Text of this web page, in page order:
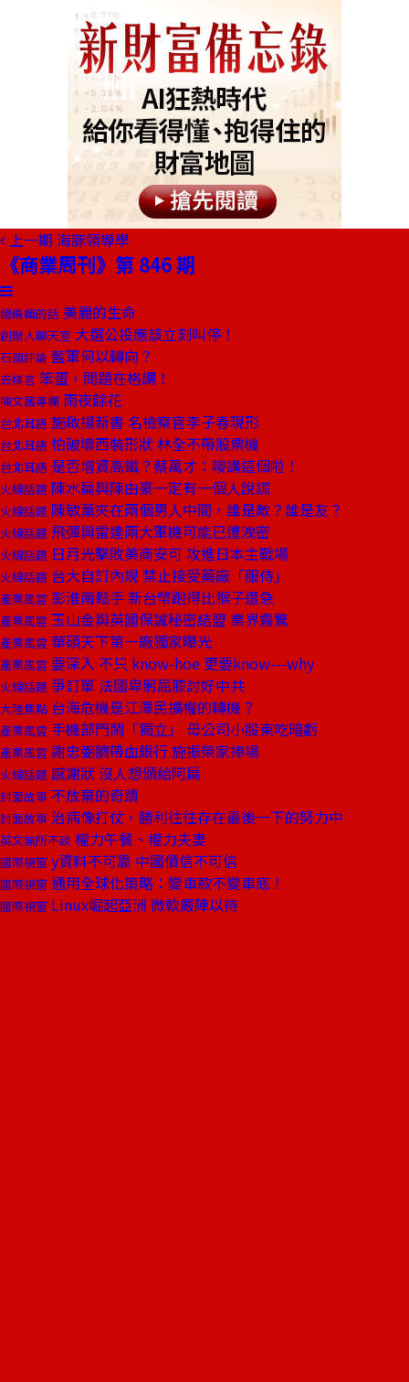
上一期 海豚領導學
《商業周刊》第 846 期
總編輯的話 美麗的生命
創辦人聊天室 大選公投應該立刻叫停！
石頭評論 藍軍何以轉向？
去梯言 笨蛋，問題在格調！
陳文茜專欄 雨夜餘花
台北耳語 施啟揚新書 名檢察官李子春現形
台北耳語 怕破壞西裝形狀 林全不帶股票機
台北耳語 是否增資高鐵？蔡萬才：嘜講這個啦！
火線話題 陳水扁與陳由豪一定有一個人說謊
火線話題 陳敏薰夾在兩個男人中間，誰是敵？誰是友？
火線話題 飛彈與雷達兩大軍機可能已遭洩密
火線話題 日月光擊敗美商安可 攻進日本主戰場
火線話題 台大自訂內規 禁止接受藥廠「服侍」
產業風雲 彭淮南鬆手 新台幣跑得比猴子還急
產業風雲 玉山金與英國保誠秘密結盟 業界震驚
產業風雲 華碩天下第一廠獨家曝光
產業風雲 要深入 不只 know-hoe 更要know---why
火線話題 爭訂單 法國卑躬屈膝討好中共
大陸焦點 台海危機是江澤民擴權的轉機？
產業風雲 手機部門鬧「獨立」 母公司小股東吃暗虧
產業風雲 謝忠弼臍帶血銀行 施振榮家捧場
火線話題 感謝狀 沒人想頒給阿扁
封面故事 不放棄的奇蹟
封面故事 治病像打仗，勝利往往存在最後一下的努力中
英文無所不談 權力午餐、權力夫妻
國際視窗 y資料不可靠 中國債信不可信
國際視窗 通用全球化策略：變車款不變車底！
國際視窗 Linux崛起亞洲 微軟嚴陣以待